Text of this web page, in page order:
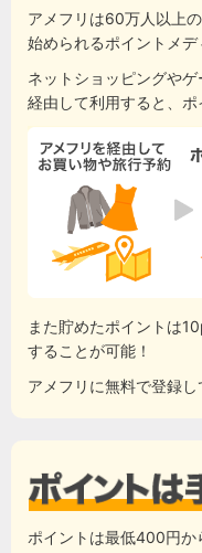
アメフリは60万人以上
始められるポイントメデ
ネットショッピングや
経由して利用すると、ポ
また貯めたポイントは
することが可能！
アメフリに無料で登録
ポイントは最低400円か